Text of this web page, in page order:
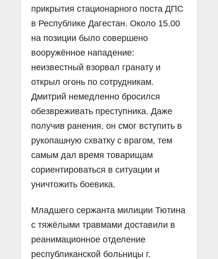
прикрытия стационарного поста ДПС
в Республике Дагестан. Около 15.00
на позиции было совершено
вооружённое нападение:
неизвестный взорвал гранату и
открыл огонь по сотрудникам.
Дмитрий немедленно бросился
обезвреживать преступника. Даже
получив ранения, он смог вступить в
рукопашную схватку с врагом, тем
самым дал время товарищам
сориентироваться в ситуации и
уничтожить боевика.
Младшего сержанта милиции Тютина
с тяжёлыми травмами доставили в
реанимационное отделение
республиканской больницы г.